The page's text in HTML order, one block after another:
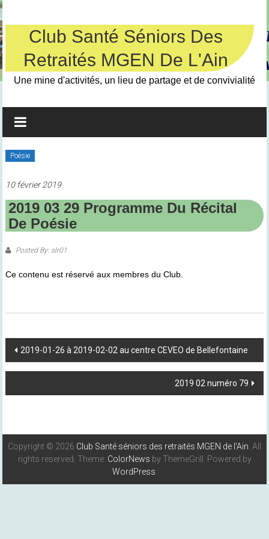
Skip
to
contentClub Santé Séniors Des
Retraités MGEN De L'Ain
Une mine d'activités, un lieu de partage et de convivialité
Poésie
10 février 2019
2019 03 29 Programme Du Récital
De Poésie
Posted By: slr01
Ce contenu est réservé aux membres du Club.
Post
Navigation
2019-01-26 à 2019-02-02 au centre CEVEO de Bellefontaine
2019 02 numéro 79
Copyright © 2026 Club Santé séniors des retraités MGEN de l'Ain . All
rights reserved. Theme: ColorNews by ThemeGrill. Powered by
WordPress